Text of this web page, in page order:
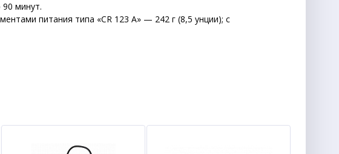
минут.
питания типа «CR 123 A» — 242 г (8,5 унции); с